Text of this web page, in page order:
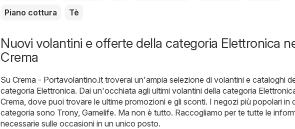
Piano cottura
Tè
Nuovi volantini e offerte della categoria Elettronica
Crema
Su Crema - Portavolantino.it troverai un'ampia selezione di volantini e cataloghi
categoria Elettronica. Dai un'occhiata agli ultimi volantini della categoria
Crema, dove puoi trovare le ultime promozioni e gli sconti. I negozi più popolari in
categoria sono Trony, Gamelife. Ma non è tutto. Raccogliamo per te tutte le
necessarie sulle occasioni in un unico posto.